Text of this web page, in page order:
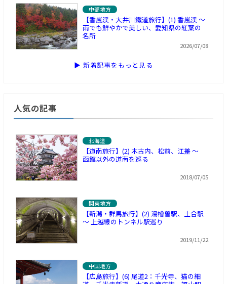
中部地方
【香嵐渓・大井川鐵道旅行】(1) 香嵐渓 ～
雨でも鮮やかで美しい、愛知県の紅葉の
名所
2026/07/08
▶ 新着記事をもっと見る
人気の記事
北海道
【道南旅行】(2) 木古内、松前、江差 ～
函館以外の道南を巡る
2018/07/05
関東地方
【新潟・群馬旅行】(2) 湯檜曽駅、土合駅
～ 上越線のトンネル駅巡り
2019/11/22
中国地方
【広島旅行】(6) 尾道2：千光寺、猫の細